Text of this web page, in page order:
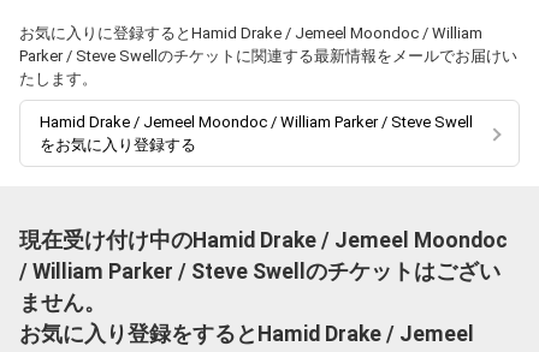
お気に入りに登録するとHamid Drake / Jemeel Moondoc / William
Parker / Steve Swellのチケットに関連する最新情報をメールでお届けい
たします。
Hamid Drake / Jemeel Moondoc / William Parker / Steve Swell
をお気に入り登録する
現在受け付け中のHamid Drake / Jemeel Moondoc
/ William Parker / Steve Swellのチケットはござい
ません。
お気に入り登録をするとHamid Drake / Jemeel